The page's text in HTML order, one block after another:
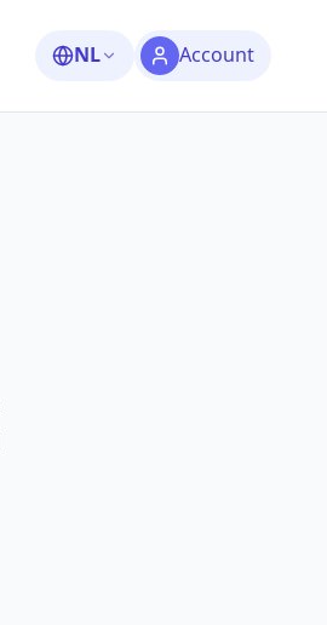
NL Account